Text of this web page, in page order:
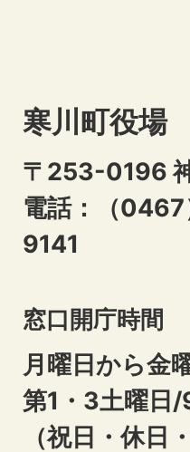
寒川町役場
〒253-0196
電話：（
9141
窓口開庁時間
月曜日から金
第1・3土曜日
（祝日・休